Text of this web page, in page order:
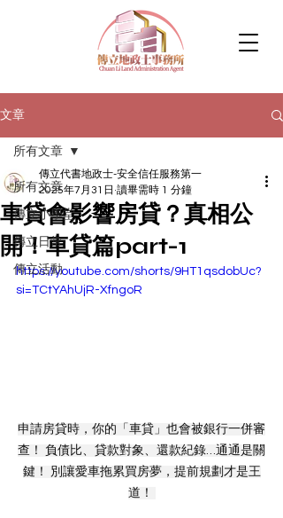
文章
所有文章
傳立小學堂
傳立日常
傳立活動
所有文章
車貸會影響房貸？真相公
開！車貸篇part-1
傳立代書地政士-安全信任服務第一
2025年7月31日 讀畢需時 1 分鐘
https://youtube.com/shorts/9HT1qsdobUc?
si=TCtYAhUjR-XfngoR
申請房貸時，你的「車貸」也會被銀行一併審
查！ 負債比、貸款對象、還款紀錄…通通是關
鍵！ 別讓愛車拖累買房夢，提前規劃才是王
道！